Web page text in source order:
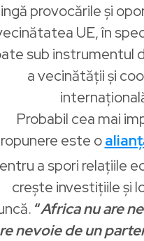
provocările și
UE, în
sub instrumentul
a vecinătății și
Probabil cea mai
este o
a spori relațiile
crește investițiile și
“Africa nu are
nevoie de un